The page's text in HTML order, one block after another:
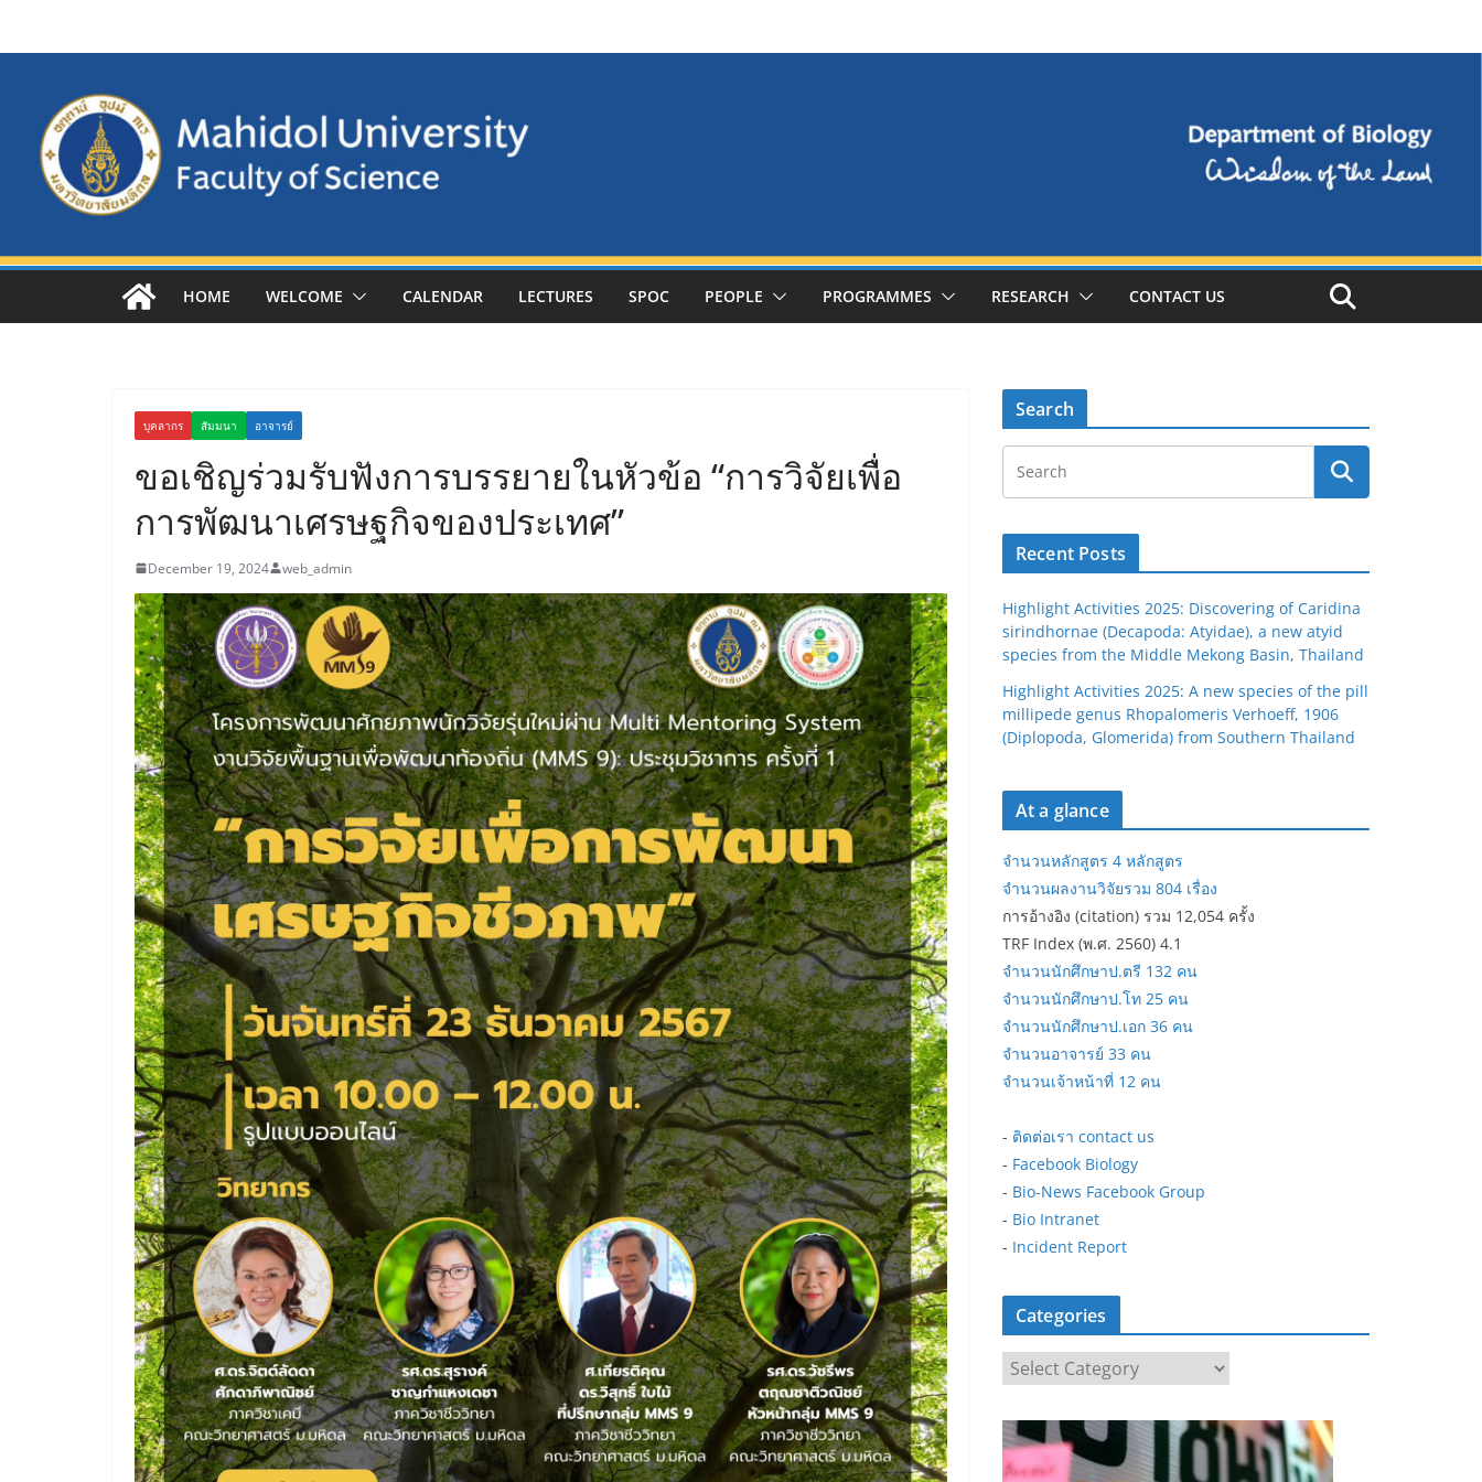
HOME WELCOME CALENDAR LECTURES SPOC PEOPLE PROGRAMMES RESEARCH CONTACT US
บุคลากร สัมมนา อาจารย์
ขอเชิญร่วมรับฟังการบรรยายในหัวข้อ “การวิจัยเพื่อ
การพัฒนาเศรษฐกิจของประเทศ”
December 19, 2024 web_admin
Search
Recent Posts
Highlight Activities 2025: Discovering of Caridina
sirindhornae (Decapoda: Atyidae), a new atyid
species from the Middle Mekong Basin, Thailand
Highlight Activities 2025: A new species of the pill
millipede genus Rhopalomeris Verhoeff, 1906
(Diplopoda, Glomerida) from Southern Thailand
At a glance
จำนวนหลักสูตร 4 หลักสูตร
จำนวนผลงานวิจัยรวม 804 เรื่อง
การอ้างอิง (citation) รวม 12,054 ครั้ง
TRF Index (พ.ศ. 2560) 4.1
จำนวนนักศึกษาป.ตรี 132 คน
จำนวนนักศึกษาป.โท 25 คน
จำนวนนักศึกษาป.เอก 36 คน
จำนวนอาจารย์ 33 คน
จำนวนเจ้าหน้าที่ 12 คน
- ติดต่อเรา contact us
- Facebook Biology
- Bio-News Facebook Group
- Bio Intranet
- Incident Report
Categories
a
t
e
g